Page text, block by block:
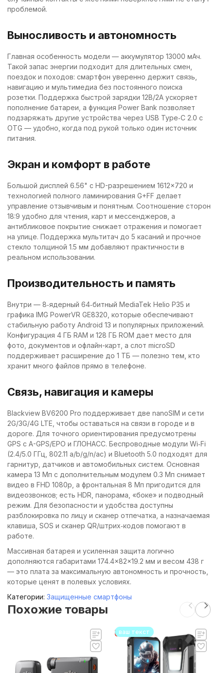
проблемой.
Выносливость и автономность
Главная особенность модели — аккумулятор 13000 мАч.
Такой запас энергии подходит для длительных смен,
поездок и походов: смартфон уверенно держит связь,
навигацию и мультимедиа без постоянного поиска
розетки. Поддержка быстрой зарядки 12В/2А ускоряет
пополнение батареи, а функция Power Bank позволяет
подзаряжать другие устройства через USB Type‑C 2.0 с
OTG — удобно, когда под рукой только один источник
питания.
Экран и комфорт в работе
Большой дисплей 6.56" с HD-разрешением 1612×720 и
технологией полного ламинирования G+FF делает
управление отзывчивым и понятным. Соотношение сторон
18:9 удобно для чтения, карт и мессенджеров, а
антибликовое покрытие снижает отражения и помогает
на улице. Поддержка мультитач до 5 касаний и прочное
стекло толщиной 1.5 мм добавляют практичности в
реальном использовании.
Производительность и память
Внутри — 8‑ядерный 64‑битный MediaTek Helio P35 и
графика IMG PowerVR GE8320, которые обеспечивают
стабильную работу Android 13 и популярных приложений.
Конфигурация 4 ГБ RAM и 128 ГБ ROM дает место для
фото, документов и офлайн-карт, а слот microSD
поддерживает расширение до 1 ТБ — полезно тем, кто
хранит много файлов прямо в телефоне.
Связь, навигация и камеры
Blackview BV6200 Pro поддерживает две nanoSIM и сети
2G/3G/4G LTE, чтобы оставаться на связи в городе и в
дороге. Для точного ориентирования предусмотрены
GPS с A-GPS/EPO и ГЛОНАСС. Беспроводные модули Wi‑Fi
(2.4/5.0 ГГц, 802.11 a/b/g/n/ac) и Bluetooth 5.0 подходят для
гарнитур, датчиков и автомобильных систем. Основная
камера 13 Мп с дополнительным модулем 0.3 Мп снимает
видео в FHD 1080p, а фронтальная 8 Мп пригодится для
видеозвонков; есть HDR, панорама, «боке» и подводный
режим. Для безопасности и удобства доступны
разблокировка по лицу и сканер отпечатка, а назначаемая
клавиша, SOS и сканер QR/штрих‑кодов помогают в
работе.
Массивная батарея и усиленная защита логично
дополняются габаритами 174.4×82×19.2 мм и весом 438 г
— это плата за максимальную автономность и прочность,
которые ценят в полевых условиях.
Категории: Защищенные смартфоны
Похожие товары
ваш текст